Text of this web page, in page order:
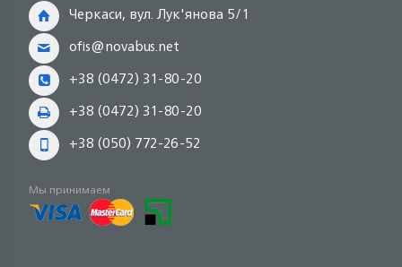
Черкаси, вул. Лук'янова 5/1
ofis@novabus.net
+38 (0472) 31-80-20
+38 (0472) 31-80-20
+38 (050) 772-26-52
Мы принимаем